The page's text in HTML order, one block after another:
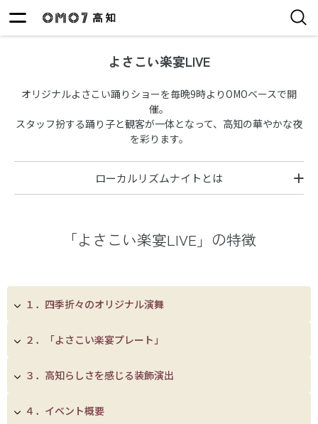
よさこい楽宴LIVE
オリジナルよさこい踊りショーを毎晩9時よりOMOベースで開
催。
スタッフ扮する踊り子と観客が一体となって、高知の華やかな夜
を彩ります。
ローカルリズムナイトとは
「よさこい楽宴LIVE」の特徴
１．四季折々のオリジナル演舞
２．「よさこい楽宴プレート」
３．高知らしさを感じる装飾演出
４．イベント概要